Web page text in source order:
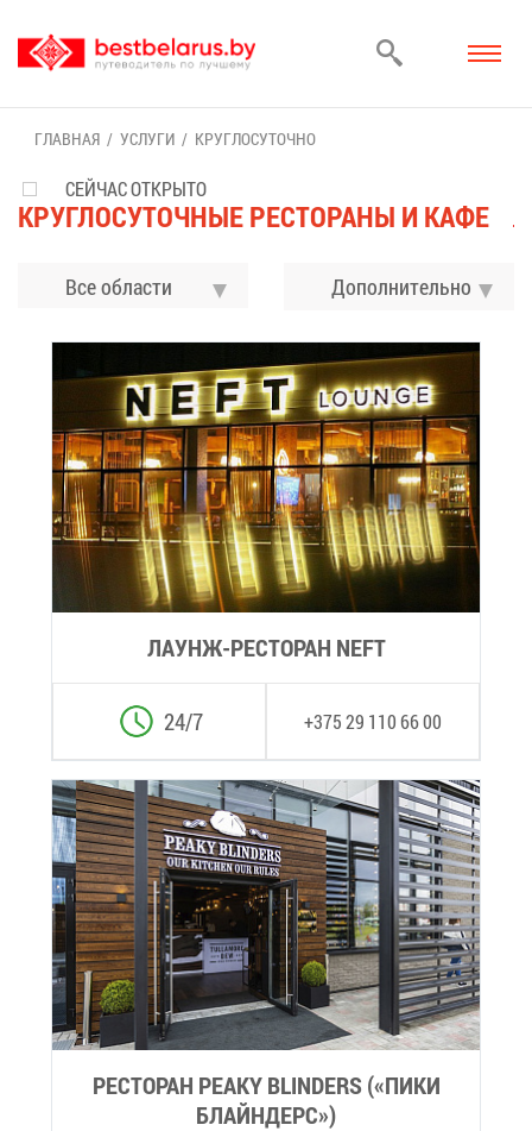
ГЛАВ­НАЯ УСЛУ­ГИ КРУГ­ЛО­СУ­ТОЧ­НО
КРУГ­ЛО­СУ­ТОЧ­НЫЕ РЕ­СТО­РА­НЫ И КА­ФЕ
Все области До­пол­ни­тель­но
СЕЙЧАС ОТКРЫТО
ЛА­У­НЖ-РЕ­СТО­РАН NEFT
+375 29 110 66 00
24/7
РЕ­СТО­РАН PEAKY BLINDERS («ПИ­КИ
БЛАЙН­ДЕРС»)